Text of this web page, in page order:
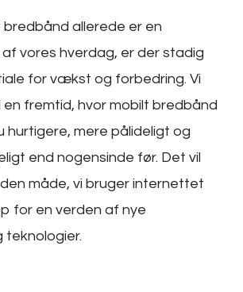
bredbånd allerede er en
vores hverdag, er der stadig
for vækst og forbedring. Vi
en fremtid, hvor mobilt bredbånd
hurtigere, mere pålideligt og
end nogensinde før. Det vil
måde, vi bruger internettet
for en verden af nye
teknologier.